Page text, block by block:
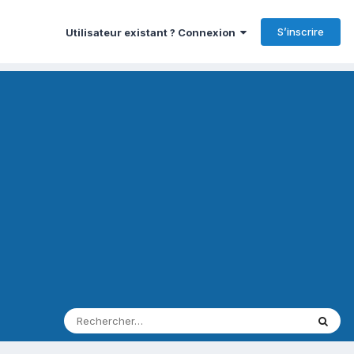
Utilisateur existant ? Connexion S’inscrire